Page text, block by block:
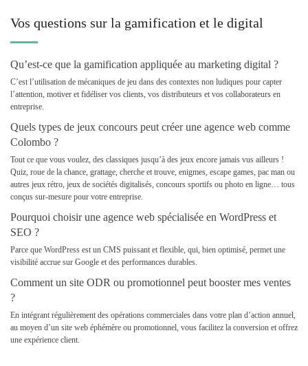
Vos questions sur la gamification et le digital
Qu’est-ce que la gamification appliquée au marketing digital ?
C’est l’utilisation de mécaniques de jeu dans des contextes non ludiques pour capter
l’attention, motiver et fidéliser vos clients, vos distributeurs et vos collaborateurs en
entreprise.
Quels types de jeux concours peut créer une agence web comme
Colombo ?
Tout ce que vous voulez, des classiques jusqu’à des jeux encore jamais vus ailleurs !
Quiz, roue de la chance, grattage, cherche et trouve, enigmes, escape games, pac man ou
autres jeux rétro, jeux de sociétés digitalisés, concours sportifs ou photo en ligne… tous
conçus sur-mesure pour votre entreprise.
Pourquoi choisir une agence web spécialisée en WordPress et
SEO ?
Parce que WordPress est un CMS puissant et flexible, qui, bien optimisé, permet une
visibilité accrue sur Google et des performances durables.
Comment un site ODR ou promotionnel peut booster mes ventes
?
En intégrant régulièrement des opérations commerciales dans votre plan d’action annuel,
au moyen d’un site web éphémère ou promotionnel, vous facilitez la conversion et offrez
une expérience client.